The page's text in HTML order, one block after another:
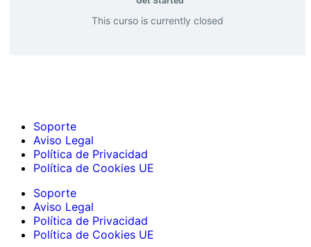
This curso is currently closed
Soporte
Aviso Legal
Política de Privacidad
Política de Cookies UE
Soporte
Aviso Legal
Política de Privacidad
Política de Cookies UE